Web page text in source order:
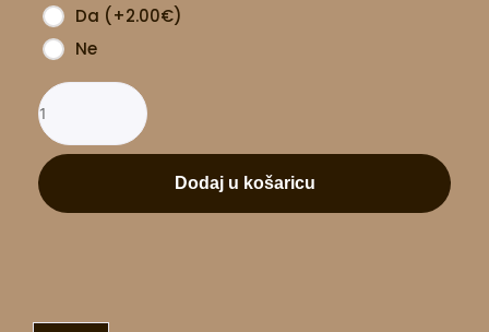
Da (+2.00€)
Ne
Dodaj u košaricu